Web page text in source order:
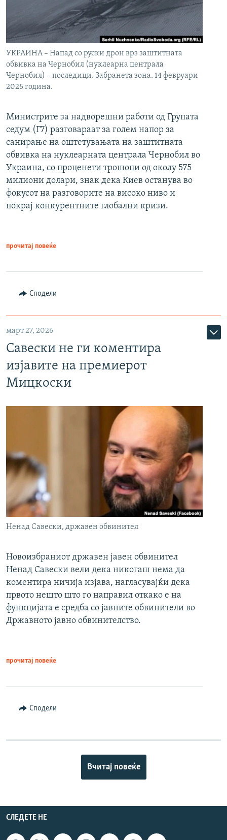
УКРАИНА – Напад со руски дрон врз заштитната
обвивка на Чернобил (нуклеарна централа
Чернобил) – последици. Забранета зона. 14 февруари
2025 година.
Министрите за надворешни работи од Групата
седум (Г7) разговараат за голем напор за
санирање на оштетувањата на заштитната
обвивка на нуклеарната централа Чернобил во
Украина, со проценети трошоци од околу 575
милиони долари, знак дека Киев останува во
фокусот на разговорите на високо ниво и
покрај конкурентните глобални кризи.
прочитај повеќе
Сподели
март 27, 2026
Савески не ги коментира
изјавите на премиерот
Мицкоски
Ненад Савески, државен обвинител
Новоизбраниот државен јавен обвинител
Ненад Савески вели дека никогаш нема да
коментира ничија изјава, нагласувајќи дека
првото нешто што го направил откако е на
функцијата е средба со јавните обвинители во
Државното јавно обвинителство.
прочитај повеќе
Сподели
Вчитај повеќе
СЛЕДЕТЕ НЕ